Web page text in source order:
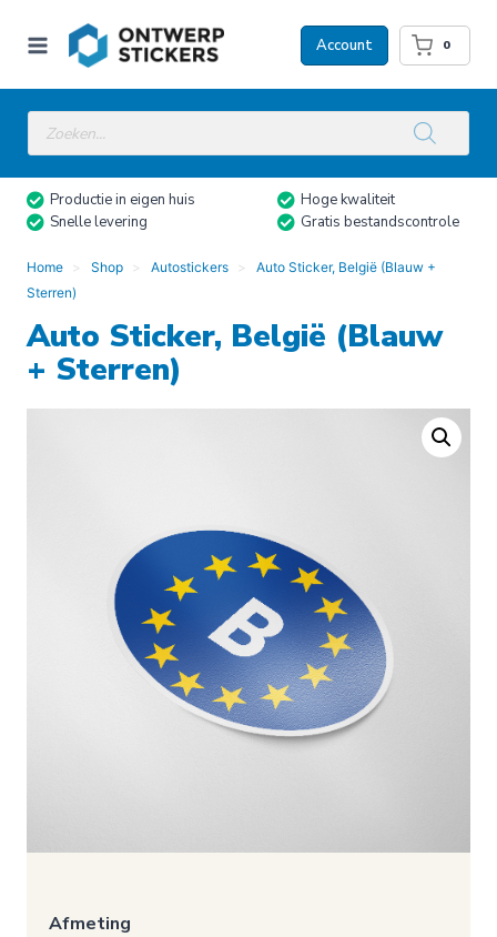
naar
Account 0
Producten
zoeken
Productie in eigen huis
Hoge kwaliteit
Snelle levering
Gratis bestandscontrole
Home Shop Autostickers
Auto Sticker, België (Blauw +
Sterren)
Auto Sticker, België (Blauw
+ Sterren)
Afmeting